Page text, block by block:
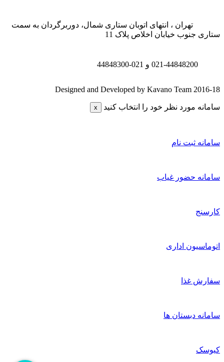
تهران ، انتهای اتوبان ستاری شمال، دوربرگردان به سمت
جنوب خیابان اخلاص پلاک 11
021-44848200 و 021-44848300
Designed and Developed by Kavano Team 2016-
مورد نظر خود را انتخاب کنید
ثبت نام
حضور غیاب
اداری
غذا
دبستان ها